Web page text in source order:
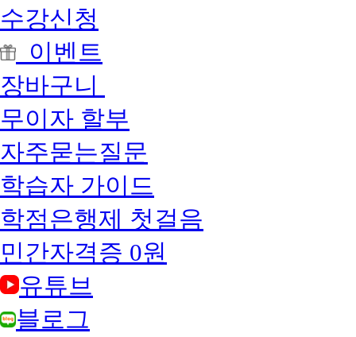
수강신청
이벤트
장바구니
무이자 할부
자주묻는질문
학습자 가이드
학점은행제 첫걸음
민간자격증 0원
유튜브
블로그